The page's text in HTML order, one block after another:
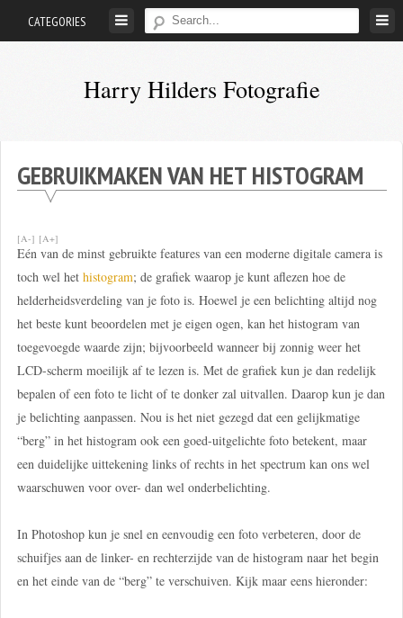
CATEGORIES
Harry Hilders Fotografie
Hilders
GEBRUIKMAKEN VAN HET HISTOGRAM
[A-] [A+]
Eén van de minst gebruikte features van een moderne digitale camera is
toch wel het histogram; de grafiek waarop je kunt aflezen hoe de
helderheidsverdeling van je foto is. Hoewel je een belichting altijd nog
het beste kunt beoordelen met je eigen ogen, kan het histogram van
toegevoegde waarde zijn; bijvoorbeeld wanneer bij zonnig weer het
LCD-scherm moeilijk af te lezen is. Met de grafiek kun je dan redelijk
bepalen of een foto te licht of te donker zal uitvallen. Daarop kun je dan
je belichting aanpassen. Nou is het niet gezegd dat een gelijkmatige
“berg” in het histogram ook een goed-uitgelichte foto betekent, maar
een duidelijke uittekening links of rechts in het spectrum kan ons wel
waarschuwen voor over- dan wel onderbelichting.
In Photoshop kun je snel en eenvoudig een foto verbeteren, door de
schuifjes aan de linker- en rechterzijde van de histogram naar het begin
en het einde van de “berg” te verschuiven. Kijk maar eens hieronder: